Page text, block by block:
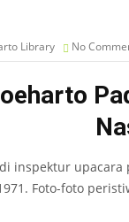
Library No
inspektur
Foto-foto